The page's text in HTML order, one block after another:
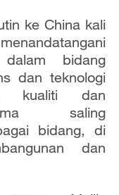
ke China kali
bidang
dan teknologi
kualiti dan
saling
bidang, di
dan